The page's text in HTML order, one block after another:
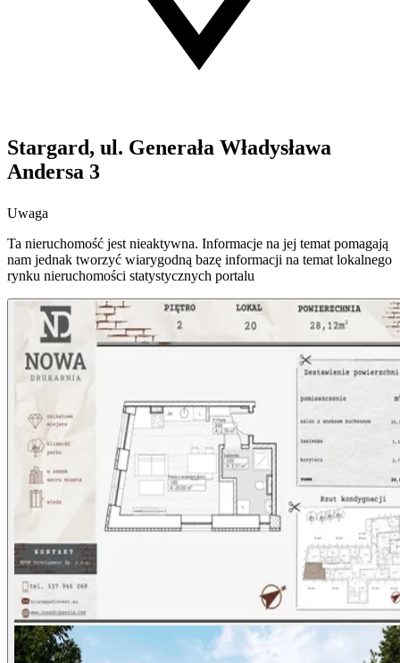
Stargard, ul. Generała Władysława
Andersa 3
Uwaga
Ta nieruchomość jest nieaktywna. Informacje na jej temat pomagają
nam jednak tworzyć wiarygodną bazę informacji na temat lokalnego
rynku nieruchomości statystycznych portalu